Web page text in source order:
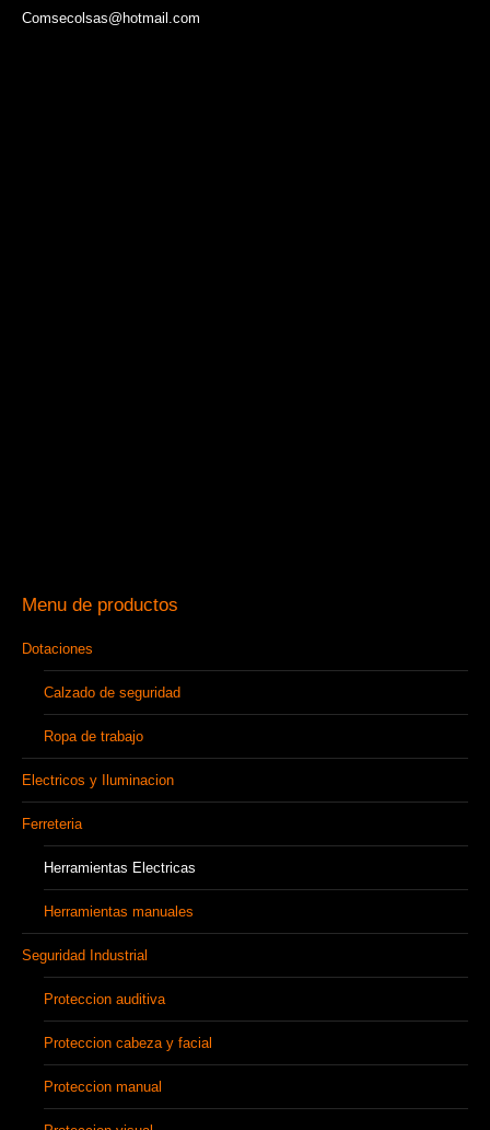
Comsecolsas@hotmail.com
Menu de productos
Dotaciones
Calzado de seguridad
Ropa de trabajo
Electricos y Iluminacion
Ferreteria
Herramientas Electricas
Herramientas manuales
Seguridad Industrial
Proteccion auditiva
Proteccion cabeza y facial
Proteccion manual